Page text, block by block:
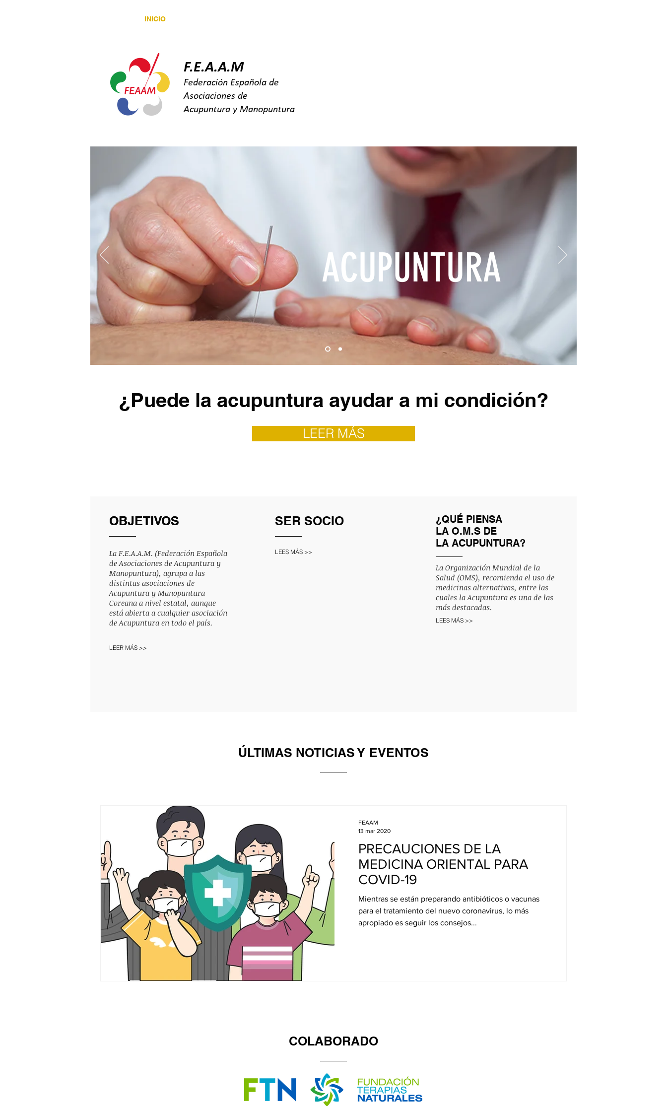
INICIO
F.E.A.A.M
Federación Española de
Asociaciones de
Acupuntura y Manopuntura
ACUPUNTURA
¿Puede la acupuntura ayudar a mi condición?
LEER MÁS
OBJETIVOS
OBJETIVOS
La F.E.A.A.M. (Federación Española
de Asociaciones de Acupuntura y
Manopuntura), agrupa a las
distintas asociaciones de
Acupuntura y Manopuntura
Coreana a nivel estatal, aunque
está abierta a cualquier asociación
de Acupuntura en todo el país.
LEER MÁS >>
SER SOCIO
LEES MÁS >>
¿QUÉ PIENSA
LA O.M.S DE
LA ACUPUNTURA?
La Organización Mundial de la
Salud (OMS), recomienda el uso de
medicinas alternativas, entre las
cuales la Acupuntura es una de las
más destacadas.
LEES MÁS >>
ÚLTIMAS NOTICIAS Y EVENTOS
PRECAUCIONES DE LA
MEDICINA ORIENTAL PARA
COVID-19
Mientras se están preparando antibióticos o vacunas
para el tratamiento del nuevo coronavirus, lo más
apropiado es seguir los consejos...
FEAAM
13 mar 2020
COLABORADO